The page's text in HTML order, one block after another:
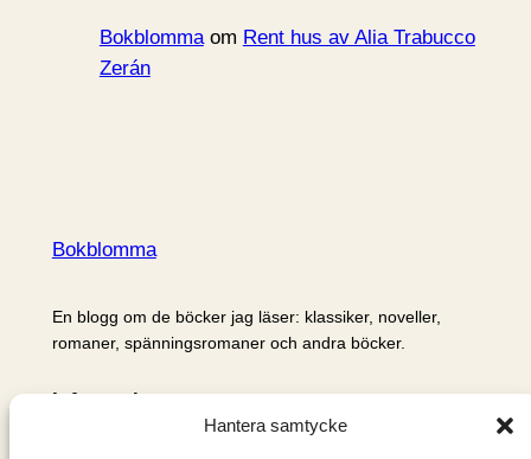
Hantera samtycke
Bokblommaom Rent hus av Alia Trabucco
Zerán
Bokblomma
En blogg om de böcker jag läser: klassiker, noveller,
romaner, spänningsromaner och andra böcker.
Information